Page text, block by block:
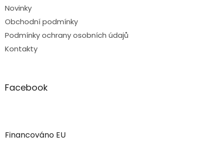
Novinky
Obchodní podmínky
Podmínky ochrany osobních údajů
Kontakty
Facebook
Financováno EU